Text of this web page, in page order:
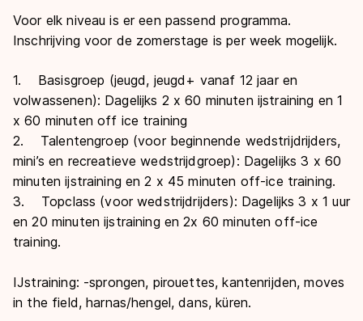
Natuurijs
Algemene Nederlandse Schaatstijd
Waar kan ik schaatsen en skaten?
Schaatsfans
Alles voor jou als schaatsfan
Evenementen
Tickets
Livestreams
Word schaatsfan!
Winacties
Olympische Spelen
Olympische Spelen
Medaille overzicht
Medaillespiegel
Olympische uitslagen
Van Jong tot Goud verhalen
Voor elk niveau is er een passend programma.
Inschrijving voor de zomerstage is per week mogelijk.
1. Basisgroep (jeugd, jeugd+ vanaf 12 jaar en
volwassenen): Dagelijks 2 x 60 minuten ijstraining en 1
x 60 minuten off ice training
2. Talentengroep (voor beginnende wedstrijdrijders,
mini’s en recreatieve wedstrijdgroep): Dagelijks 3 x 60
minuten ijstraining en 2 x 45 minuten off-ice training.
3. Topclass (voor wedstrijdrijders): Dagelijks 3 x 1 uur
en 20 minuten ijstraining en 2x 60 minuten off-ice
training.
IJstraining: -sprongen, pirouettes, kantenrijden, moves
in the field, harnas/hengel, dans, küren.